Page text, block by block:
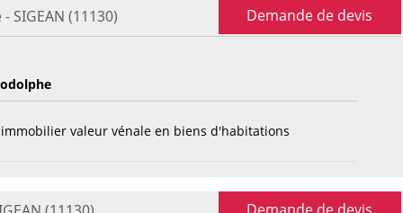
SIGEAN (11130) Demande de devis
valeur vénale en biens d'habitations